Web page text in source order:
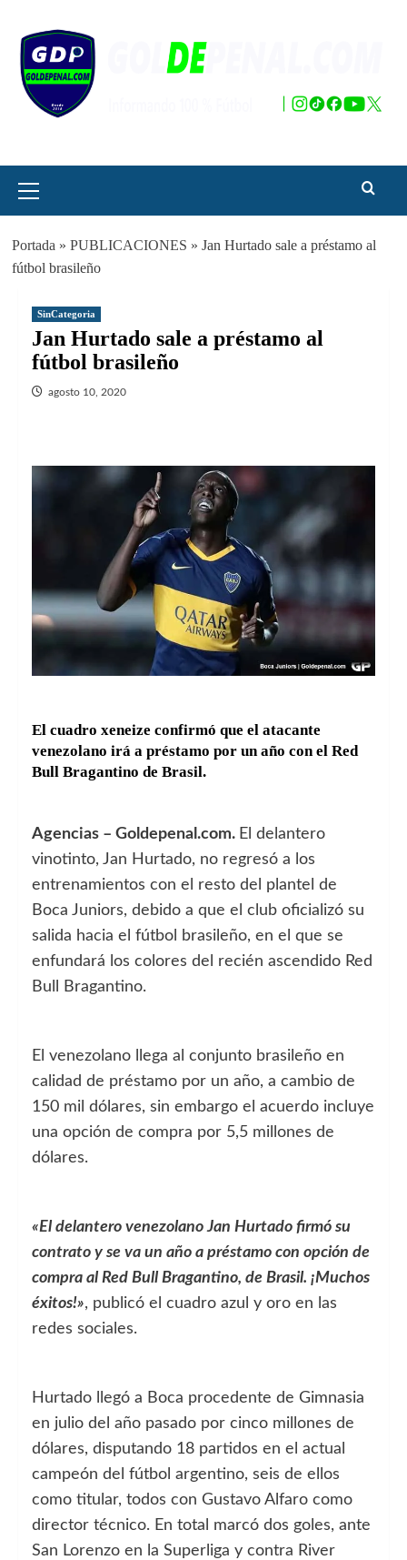
contenido
principal
Portada » PUBLICACIONES » Jan Hurtado sale a préstamo al
fútbol brasileño
SinCategoria
Jan Hurtado sale a préstamo al
fútbol brasileño
agosto 10, 2020
El cuadro xeneize confirmó que el atacante
venezolano irá a préstamo por un año con el Red
Bull Bragantino de Brasil.
Agencias – Goldepenal.com. El delantero
vinotinto, Jan Hurtado, no regresó a los
entrenamientos con el resto del plantel de
Boca Juniors, debido a que el club oficializó su
salida hacia el fútbol brasileño, en el que se
enfundará los colores del recién ascendido Red
Bull Bragantino.
El venezolano llega al conjunto brasileño en
calidad de préstamo por un año, a cambio de
150 mil dólares, sin embargo el acuerdo incluye
una opción de compra por 5,5 millones de
dólares.
«El delantero venezolano Jan Hurtado firmó su
contrato y se va un año a préstamo con opción de
compra al Red Bull Bragantino, de Brasil. ¡Muchos
éxitos!», publicó el cuadro azul y oro en las
redes sociales.
Hurtado llegó a Boca procedente de Gimnasia
en julio del año pasado por cinco millones de
dólares, disputando 18 partidos en el actual
campeón del fútbol argentino, seis de ellos
como titular, todos con Gustavo Alfaro como
director técnico. En total marcó dos goles, ante
San Lorenzo en la Superliga y contra River